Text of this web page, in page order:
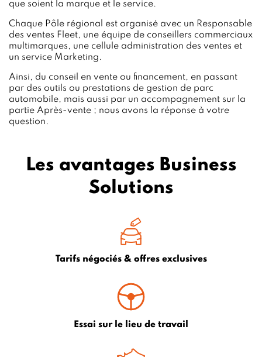
que soient la marque et le service.
Chaque Pôle régional est organisé avec un Responsable
des ventes Fleet, une équipe de conseillers commerciaux
multimarques, une cellule administration des ventes et
un service Marketing.
Ainsi, du conseil en vente ou financement, en passant
par des outils ou prestations de gestion de parc
automobile, mais aussi par un accompagnement sur la
partie Après-vente ; nous avons la réponse à votre
question.
Les avantages Business
Solutions
Tarifs négociés & offres exclusives
Essai sur le lieu de travail